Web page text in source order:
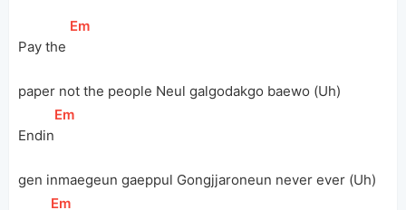
Pay the
[Em
paper not the people Neul galgodakgo baewo (Uh)
Endin
[Em
gen inmaegeun gaeppul Gongjjaroneun never ever (Uh)
[Em